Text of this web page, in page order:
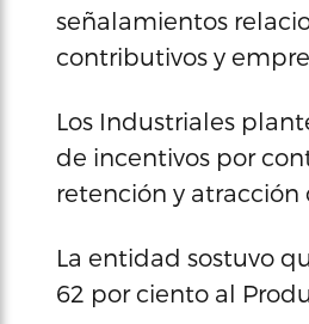
señalamientos
contributivos y
Los Industriales
de incentivos por
retención y atracción
La entidad sostuvo
62 por ciento al